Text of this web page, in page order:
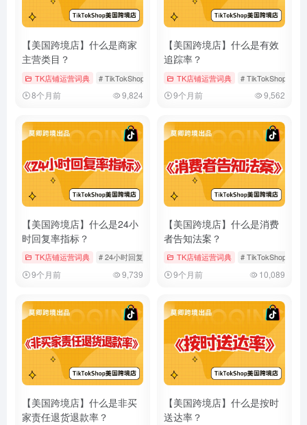
【美国跨境店】什么是商家
主营类目？
TK店铺运营词典 # TikTokShop # 主营类目 # 多主营类目
8个月前 9,824
【美国跨境店】什么是有效
追踪率？
TK店铺运营词典 # TikTokShop
9个月前 9,562
【美国跨境店】什么是24小
时回复率指标？
TK店铺运营词典 # 24小时回复率 # TikTokShop # 客户服务
9个月前 9,739
【美国跨境店】什么是消费
者告知法案？
TK店铺运营词典 # TikTokShop
9个月前 10,089
【美国跨境店】什么是非买
家责任退货退款率？
【美国跨境店】什么是按时
送达率？